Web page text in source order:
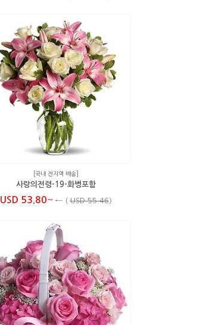
[국내 전지역 배송]
사랑의전령-19-화병포함
USD 53.80~ ← (USD 55.46)